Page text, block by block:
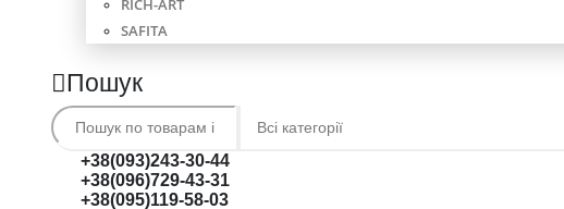
RICH-ART
SAFITA
Пошук
+38(093)243-30-44
+38(096)729-43-31
+38(095)119-58-03